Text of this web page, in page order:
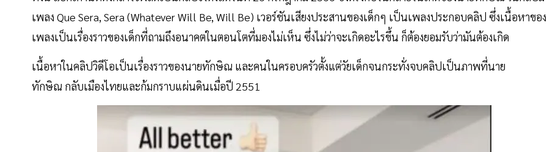
เพลง Que Sera, Sera (Whatever Will Be, Will Be) เวอร์ชันเสียงประสานของเด็กๆ เป็นเพลงประกอบคลิป ซึ่งเนื้อหาของ
เพลงเป็นเรื่องราวของเด็กที่ถามถึงอนาคตในตอนโตที่มองไม่เห็น ซึ่งไม่ว่าจะเกิดอะไรขึ้น ก็ต้องยอมรับว่ามันต้องเกิด
เนื้อหาในคลิปวิดีโอเป็นเรื่องราวของนายทักษิณ และคนในครอบครัวตั้งแต่วัยเด็กจนกระทั่งจบคลิปเป็นภาพที่นาย
ทักษิณ กลับเมืองไทยและก้มกราบแผ่นดินเมื่อปี 2551